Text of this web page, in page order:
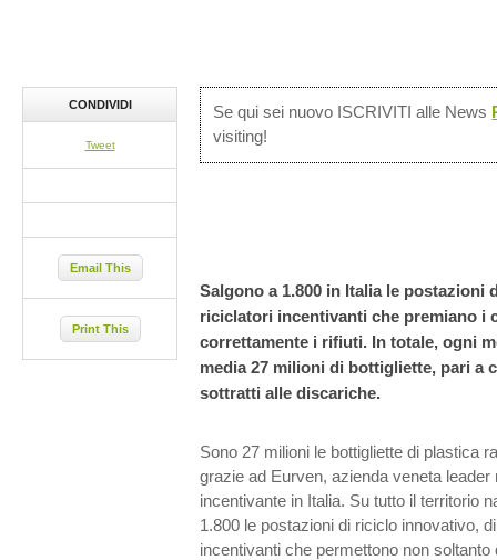
Se qui sei nuovo ISCRIVITI alle News
visiting!
Salgono a 1.800 in Italia le postazioni
riciclatori incentivanti che premiano i
correttamente i rifiuti. In totale, ogni
media 27 milioni di bottigliette, pari a
sottratti alle discariche.
Sono 27 milioni le bottigliette di plastica
grazie ad Eurven, azienda veneta
incentivante in Italia. Su tutto il territorio
1.800 le postazioni di riciclo innovativo,
incentivanti che permettono non
CONDIVIDI
Tweet
Email This
Print This